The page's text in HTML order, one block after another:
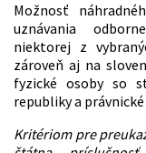
Možnosť
uznávania
niektorej z
zároveň aj na
fyzické osoby so
republiky a
Kritériom pre